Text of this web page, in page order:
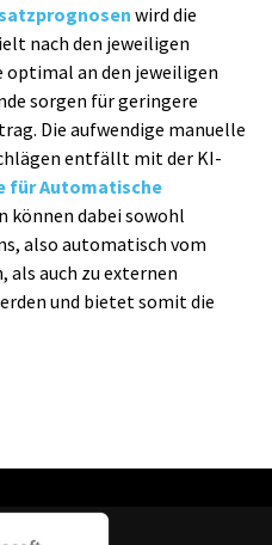
wird die
nach den jeweiligen
optimal an den jeweiligen
sorgen für geringere
Die aufwendige manuelle
entfällt mit der KI-
für Automatische
können dabei sowohl
also automatisch vom
als auch zu externen
und bietet somit die